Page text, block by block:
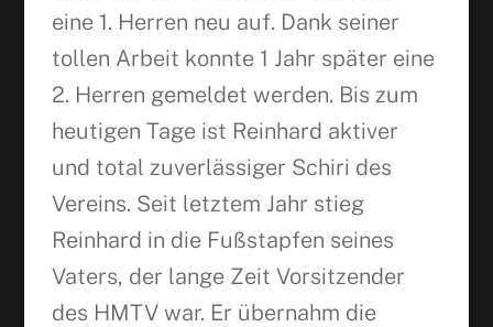
eine 1. Herren neu auf. Dank seiner
tollen Arbeit konnte 1 Jahr später eine
2. Herren gemeldet werden. Bis zum
heutigen Tage ist Reinhard aktiver
und total zuverlässiger Schiri des
Vereins. Seit letztem Jahr stieg
Reinhard in die Fußstapfen seines
Vaters, der lange Zeit Vorsitzender
des HMTV war. Er übernahm die